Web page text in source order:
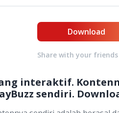
interaktif.
sendiri.
Download
Share with your friends